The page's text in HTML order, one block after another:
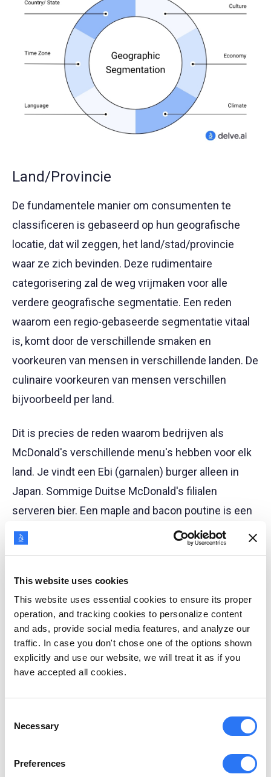
This website uses cookies
This website uses essential cookies to ensure its proper
operation, and tracking cookies to personalize content
and ads, provide social media features, and analyze our
traffic. In case you don't chose one of the options shown
explicitly and use our website, we will treat it as if you
have accepted all cookies.
Selection
Necessary
Preferences
Land/Provincie
De fundamentele manier om consumenten te
classificeren is gebaseerd op hun geografische
locatie, dat wil zeggen, het land/stad/provincie
waar ze zich bevinden. Deze rudimentaire
categorisering zal de weg vrijmaken voor alle
verdere geografische segmentatie. Een reden
waarom een regio-gebaseerde segmentatie vitaal
is, komt door de verschillende smaken en
voorkeuren van mensen in verschillende landen. De
culinaire voorkeuren van mensen verschillen
bijvoorbeeld per land.
Dit is precies de reden waarom bedrijven als
McDonald's verschillende menu's hebben voor elk
land. Je vindt een Ebi (garnalen) burger alleen in
Japan. Sommige Duitse McDonald's filialen
serveren bier. Een maple and bacon poutine is een
Canadese favoriet, die te vinden is in McDonald's
Coca Cola optimaliseert ook hun productlijn voor
elk land. Coca Cola Peach, Coca Cola Clear en
Georgie Coffee Coca Cola zijn dranken die
verkrijgbaar zijn in Japan. Coca Cola Plus werd
geïntroduceerd in Zuid-Korea. Coca Cola Masala
Soda is alleen te vinden in India, geïnspireerd op de
traditionele Indiase masala soda met kruiden.
Starbucks staat ook bekend om het introduceren
van landspecifieke culinaire lekkernijen. Starbucks
serveert Sakura (kersenbloesem) gearomatiseerde